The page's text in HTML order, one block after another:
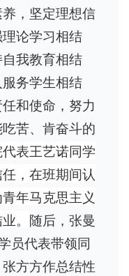
，坚定理想信
论学习相结
我教育相结
务学生相结
和使命，努力
苦、肯奋斗的
表王艺诺同学
，在班期间认
年马克思主义
。 随后，张曼
员代表带领同
方方作总结性